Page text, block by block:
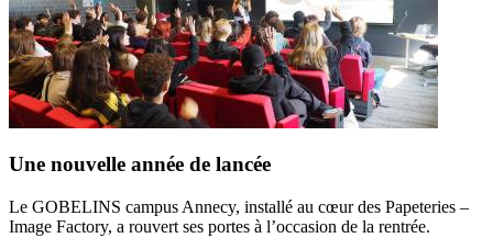
Une nouvelle année de lancée
Le GOBELINS campus Annecy, installé au cœur des Papeteries –
Image Factory, a rouvert ses portes à l’occasion de la rentrée.